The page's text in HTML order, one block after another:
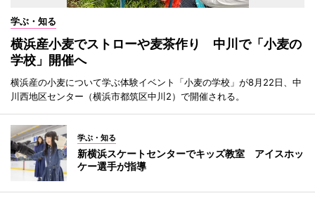
学ぶ・知る
横浜産小麦でストローや麦茶作り 中川で「小麦の
学校」開催へ
横浜産の小麦について学ぶ体験イベント「小麦の学校」が8月22日、中
川西地区センター（横浜市都筑区中川2）で開催される。
学ぶ・知る
新横浜スケートセンターでキッズ教室 アイスホッ
ケー選手が指導